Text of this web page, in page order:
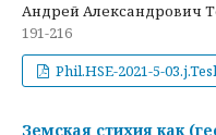
Андрей Александрович
191-216
Phil.HSE-2021-5-
Земская стихия как